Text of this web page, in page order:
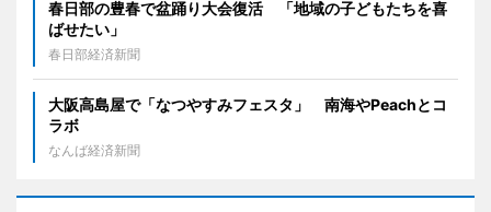
春日部の豊春で盆踊り大会復活 「地域の子どもたちを喜
ばせたい」
春日部経済新聞
大阪高島屋で「なつやすみフェスタ」 南海やPeachとコ
ラボ
なんば経済新聞